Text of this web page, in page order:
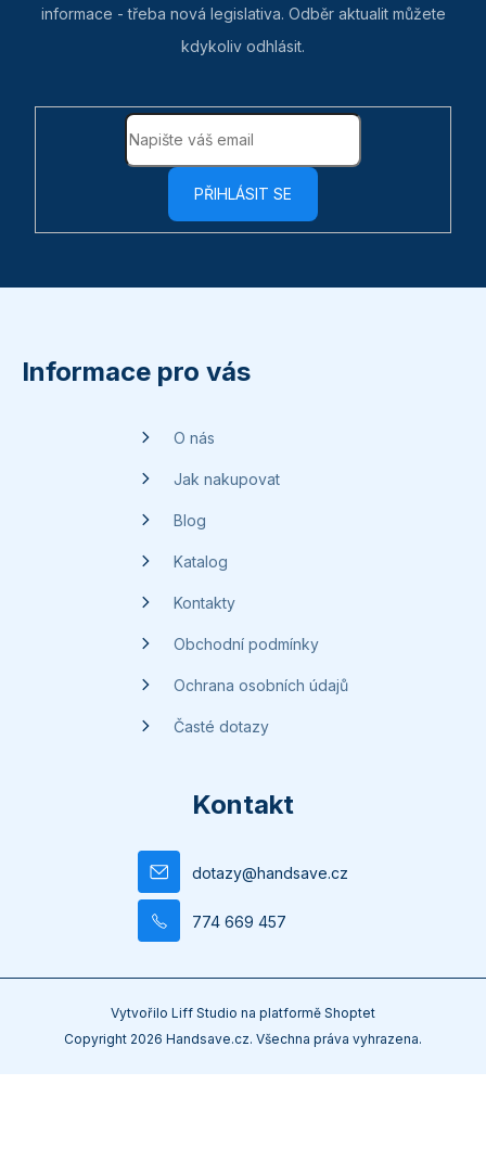
informace - třeba nová legislativa. Odběr aktualit můžete
kdykoliv odhlásit.
PŘIHLÁSIT SE
Informace pro vás
O nás
Jak nakupovat
Blog
Katalog
Kontakty
Obchodní podmínky
Ochrana osobních údajů
Časté dotazy
Kontakt
dotazy@handsave.cz
774 669 457
Vytvořilo Liff Studio na platformě Shoptet
Copyright 2026 Handsave.cz. Všechna práva vyhrazena.